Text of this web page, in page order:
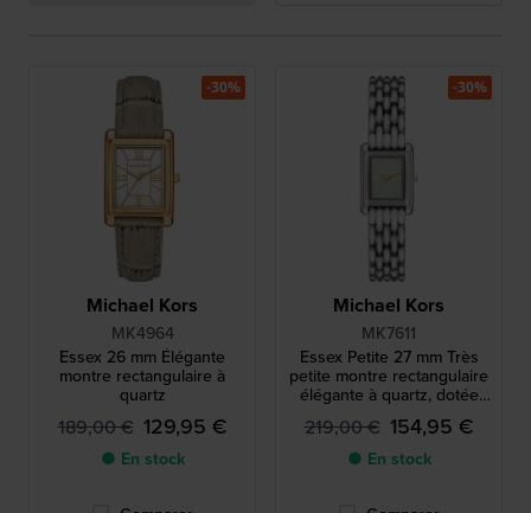
Michael Kors
MK4964
Essex 26 mm Élégante
montre rectangulaire à
quartz
189,00 € 129,95 €
● En stock
-30%
Michael Kors
MK7611
Essex Petite 27 mm Très
petite montre rectangulaire
élégante à quartz, dotée
d’un cadran vert tendre
219,00 € 154,95 €
● En stock
-30%